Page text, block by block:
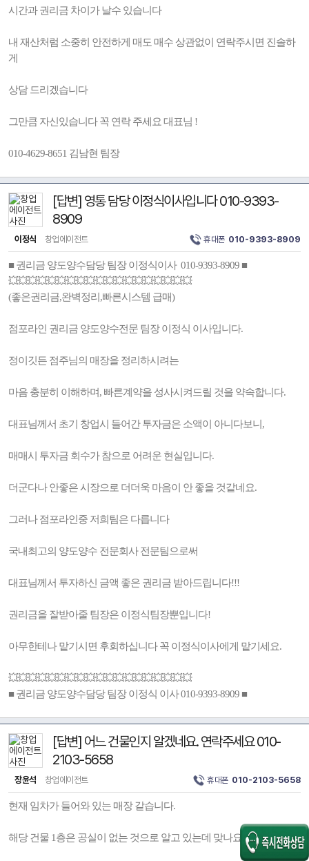
시간과 권리금 차이가 날수 있습니다
내 재산처럼 소중히 안전하게 매도 매수 상관없이 연락주시면 진솔하
게
상담 드리겠습니다
그만큼 자신있습니다 꼭 연락 주세요 대표님 !
010-4629-8651 김남현 팀장
[답변] 영통 담당 이정식이사입니다 010-9393-
8909
이정식 창업에이전트 휴대폰 010-9393-8909
■ 권리금 양도양수담당 팀장 이정식이사 010-9393-8909 ■
💥💥💥💥💥💥💥💥💥💥💥💥💥💥💥💥💥💥💥
(좋은권리금,완벽정리,빠른시스템 급매)
점포라인 권리금 양도양수전문 팀장 이정식 이사입니다.
정이깃든 점주님의 매장을 정리하시려는
마음 충분히 이해하며, 빠른계약을 성사시켜드릴 것을 약속합니다.
대표님께서 초기 창업시 들어간 투자금은 소액이 아니다보니,
매매시 투자금 회수가 참으로 어려운 현실입니다.
더군다나 안좋은 시장으로 더더욱 마음이 안 좋을 것같네요.
그러나 점포라인중 저희팀은 다릅니다
국내최고의 양도양수 전문회사 전문팀으로써
대표님께서 투자하신 금액 좋은 권리금 받아드립니다!!!
권리금을 잘받아줄 팀장은 이정식팀장뿐입니다!
아무한테나 맡기시면 후회하십니다 꼭 이정식이사에게 맡기세요.
💥💥💥💥💥💥💥💥💥💥💥💥💥💥💥💥💥💥💥
■ 권리금 양도양수담당 팀장 이정식 이사 010-9393-8909 ■
[답변] 어느 건물인지 알겠네요. 연락주세요 010-
2103-5658
장윤석 창업에이전트 휴대폰 010-2103-5658
현재 임차가 들어와 있는 매장 같습니다.
해당 건물 1층은 공실이 없는 것으로 알고 있는데 맞나요??